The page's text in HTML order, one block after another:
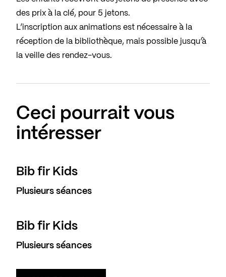
des prix à la clé, pour 5 jetons.
L’inscription aux animations est nécessaire à la
réception de la bibliothèque, mais possible jusqu’à
la veille des rendez-vous.
Ceci pourrait vous
intéresser
Bib fir Kids
Plusieurs séances
Bib fir Kids
Plusieurs séances